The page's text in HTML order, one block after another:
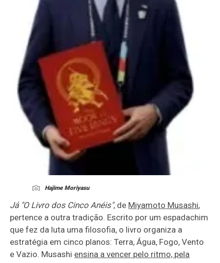
Hajime Moriyasu
Já "O Livro dos Cinco Anéis", de Miyamoto Musashi,
pertence a outra tradição. Escrito por um espadachim
que fez da luta uma filosofia, o livro organiza a
estratégia em cinco planos: Terra, Água, Fogo, Vento
e Vazio. Musashi ensina a vencer pelo ritmo, pela